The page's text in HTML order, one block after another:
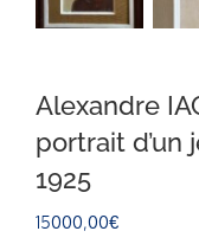
Alexandre
portrait d’un
1925
15000,00€